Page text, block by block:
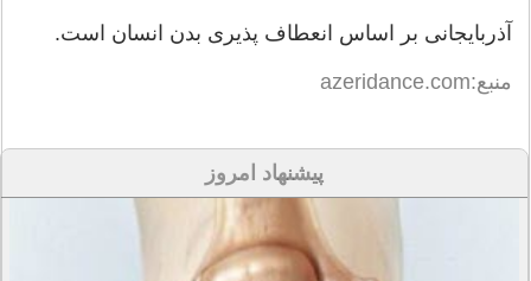
آذربایجانی بر اساس انعطاف پذیری بدن انسان است.
منبع:azeridance.com
پیشنهاد امروز